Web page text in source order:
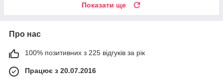
Показати ще
Про нас
100% позитивних з 225 відгуків за рік
Працює з 20.07.2016